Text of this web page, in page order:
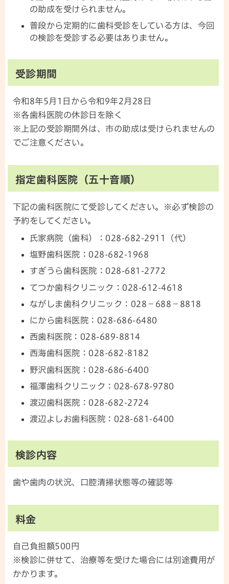
の助成を受けられません。
普段から定期的に歯科受診をしている方は、今回
の検診を受診する必要はありません。
受診期間
令和8年5月1日から令和9年2月28日
※各歯科医院の休診日を除く
※上記の受診期間外は、市の助成は受けられませんの
でご注意ください。
指定歯科医院（五十音順）
下記の歯科医院にて受診してください。※必ず検診の
予約をしてください。
氏家病院（歯科）：028-682-2911（代）
塩野歯科医院：028-682-1968
すぎうら歯科医院：028-681-2772
てつか歯科クリニック：028-612-4618
ながしま歯科クリニック：028−688−8818
にから歯科医院：028-686-6480
西歯科医院：028-689-8814
西海歯科医院：028-682-8182
野沢歯科医院：028-686-6400
福澤歯科クリニック：028-678-9780
渡辺歯科医院：028-682-2724
渡辺よしお歯科医院：028-681-6400
検診内容
歯や歯肉の状況、口腔清掃状態等の確認等
料金
自己負担額500円
※検診に併せて、治療等を受けた場合には別途費用が
かかります。